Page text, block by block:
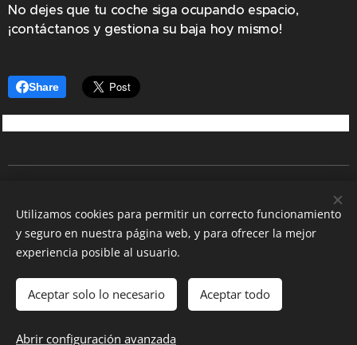
No dejes que tu coche siga ocupando espacio,
¡contáctanos y gestiona su baja hoy mismo!
Share
C/ Mossen Antoni Paradis 18, Santa Oliva, 43710 (+34)
977679737
2026
Desguace Vélez Petit – Desguace en Santa Oliva, Tarragona |
Baja DGT y Recambios
PROTECCIÓN DE DATOS AVISO LEGAL
info@velezpetit.es
Utilizamos cookies para permitir un correcto funcionamiento
y seguro en nuestra página web, y para ofrecer la mejor
experiencia posible al usuario.
Aceptar solo lo necesario Aceptar todo
Abrir configuración avanzada